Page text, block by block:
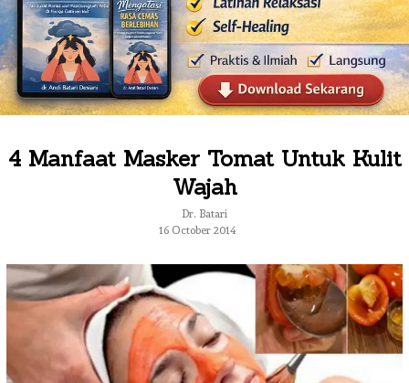
4 Manfaat Masker Tomat Untuk Kulit
Wajah
Dr. Batari
16 October 2014